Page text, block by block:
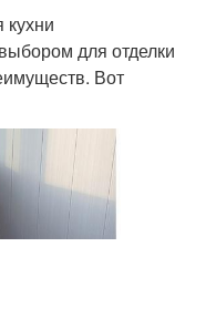
для отделки
Вот